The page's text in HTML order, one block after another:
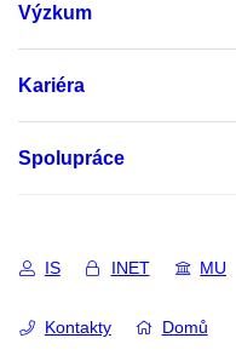
Výzkum
Kariéra
Spolupráce
IS INET MU
Kontakty Domů